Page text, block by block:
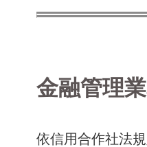
金融管理
依信用合作社法